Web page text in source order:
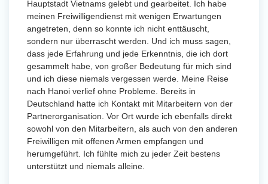
Hauptstadt Vietnams gelebt und gearbeitet. Ich habe
meinen Freiwilligendienst mit wenigen Erwartungen
angetreten, denn so konnte ich nicht enttäuscht,
sondern nur überrascht werden. Und ich muss sagen,
dass jede Erfahrung und jede Erkenntnis, die ich dort
gesammelt habe, von großer Bedeutung für mich sind
und ich diese niemals vergessen werde. Meine Reise
nach Hanoi verlief ohne Probleme. Bereits in
Deutschland hatte ich Kontakt mit Mitarbeitern von der
Partnerorganisation. Vor Ort wurde ich ebenfalls direkt
sowohl von den Mitarbeitern, als auch von den anderen
Freiwilligen mit offenen Armen empfangen und
herumgeführt. Ich fühlte mich zu jeder Zeit bestens
unterstützt und niemals alleine.